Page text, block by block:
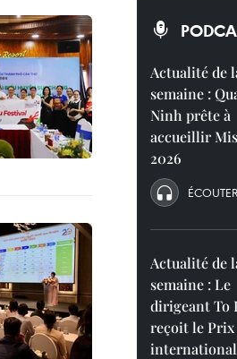
Actualité de
semaine :
Ninh prête à
accueillir
2026
ÉCOUTER
Actualité de
semaine : Le
dirigeant To
reçoit le Prix
international